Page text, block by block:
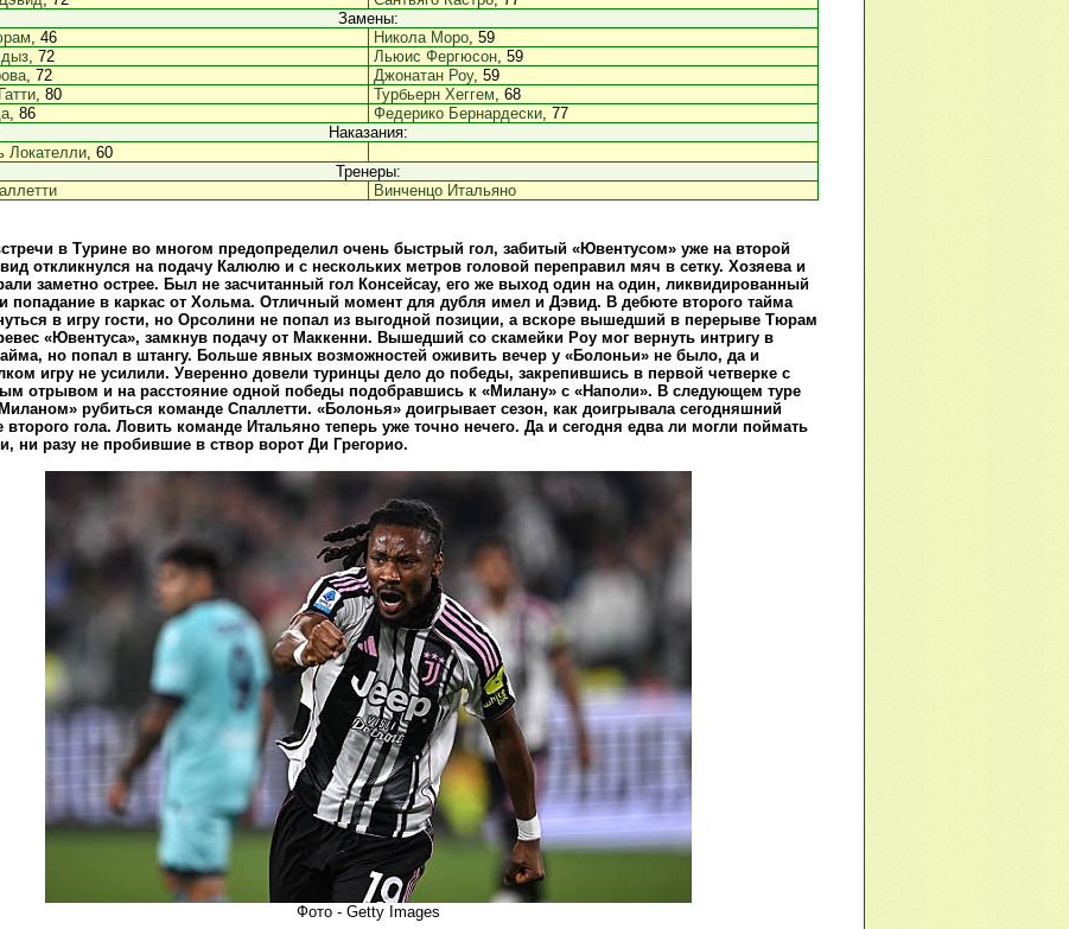
Замены:
, 46 Никола Моро, 59
, 72 Льюис Фергюсон, 59
, 72 Джонатан Роу, 59
, 80 Турбьерн Хеггем, 68
, 86 Федерико Бернардески, 77
Наказания:
Локателли, 60
Тренеры:
Винченцо Итальяно
в Турине во многом предопределил очень быстрый гол, забитый «Ювентусом» уже на второй
откликнулся на подачу Калюлю и с нескольких метров головой переправил мяч в сетку. Хозяева и
заметно острее. Был не засчитанный гол Консейсау, его же выход один на один, ликвидированный
попадание в каркас от Хольма. Отличный момент для дубля имел и Дэвид. В дебюте второго тайма
в игру гости, но Орсолини не попал из выгодной позиции, а вскоре вышедший в перерыве Тюрам
«Ювентуса», замкнув подачу от Маккенни. Вышедший со скамейки Роу мог вернуть интригу в
но попал в штангу. Больше явных возможностей оживить вечер у «Болоньи» не было, да и
игру не усилили. Уверенно довели туринцы дело до победы, закрепившись в первой четверке с
отрывом и на расстояние одной победы подобравшись к «Милану» с «Наполи». В следующем туре
рубиться команде Спаллетти. «Болонья» доигрывает сезон, как доигрывала сегодняшний
второго гола. Ловить команде Итальяно теперь уже точно нечего. Да и сегодня едва ли могли поймать
ни разу не пробившие в створ ворот Ди Грегорио.
Фото - Getty Images